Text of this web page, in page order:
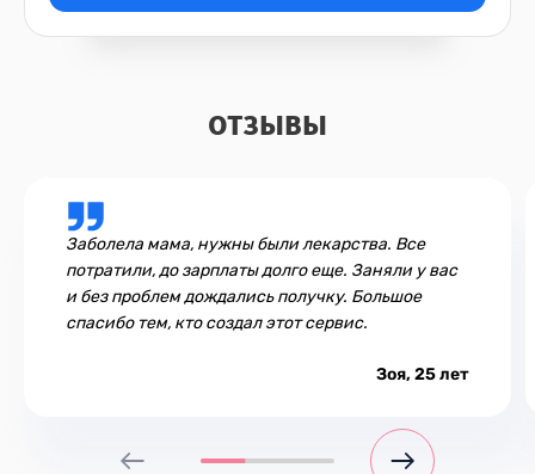
ОТЗЫВЫ
Заболела мама, нужны были лекарства. Все
потратили, до зарплаты долго еще. Заняли у вас
и без проблем дождались получку. Большое
спасибо тем, кто создал этот сервис.
Зоя, 25 лет